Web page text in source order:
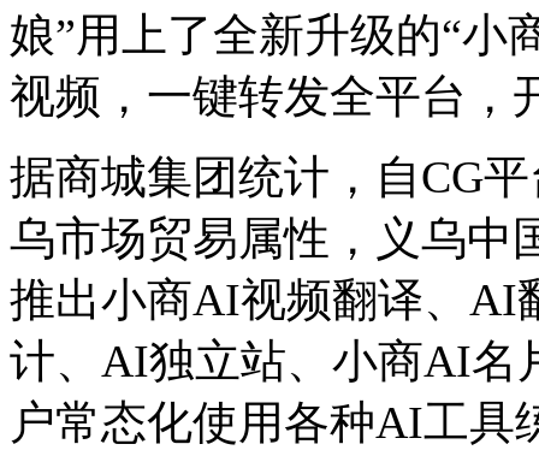
娘”用上了全新升级的“小
视频，一键转发全平台，
据商城集团统计，自CG
乌市场贸易属性，义乌中
推出小商AI视频翻译、AI
计、AI独立站、小商AI名
户常态化使用各种AI工具